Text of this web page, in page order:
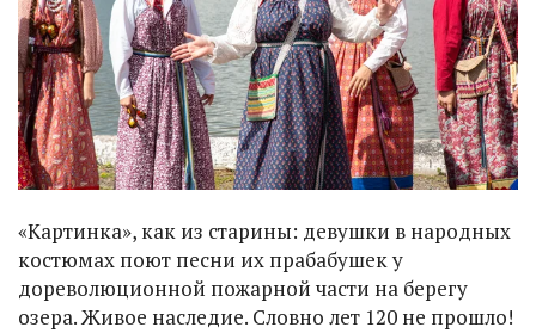
«Картинка», как из старины: девушки в народных
костюмах поют песни их прабабушек у
дореволюционной пожарной части на берегу
озера. Живое наследие. Словно лет 120 не прошло!